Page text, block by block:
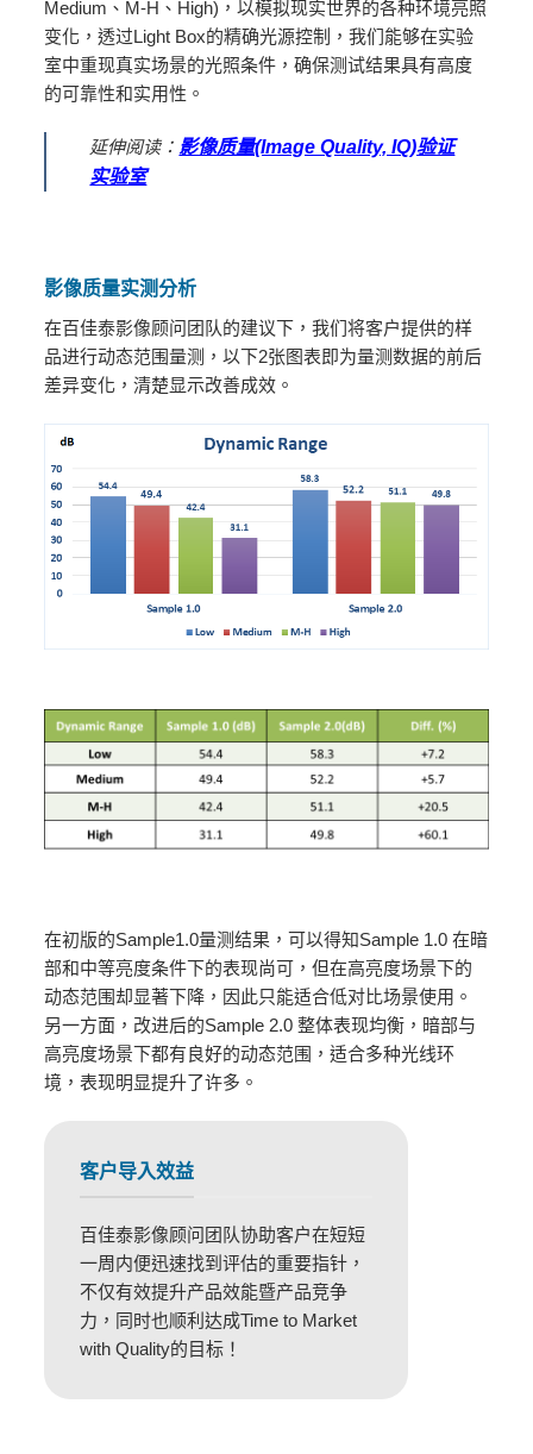
Medium、M-H、High)，以模拟现实世界的各种环境亮照
变化，透过Light Box的精确光源控制，我们能够在实验
室中重现真实场景的光照条件，确保测试结果具有高度
的可靠性和实用性。
延伸阅读： 影像质量(Image Quality, IQ)验证
实验室
影像质量实测分析
在百佳泰影像顾问团队的建议下，我们将客户提供的样
品进行动态范围量测，以下2张图表即为量测数据的前后
差异变化，清楚显示改善成效。
在初版的Sample1.0量测结果，可以得知Sample 1.0 在暗
部和中等亮度条件下的表现尚可，但在高亮度场景下的
动态范围却显著下降，因此只能适合低对比场景使用。
另一方面，改进后的Sample 2.0 整体表现均衡，暗部与
高亮度场景下都有良好的动态范围，适合多种光线环
境，表现明显提升了许多。
客户导入效益
百佳泰影像顾问团队协助客户在短短
一周内便迅速找到评估的重要指针，
不仅有效提升产品效能暨产品竞争
力，同时也顺利达成Time to Market
with Quality的目标！